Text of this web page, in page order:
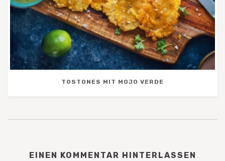
TOSTONES MIT MOJO VERDE
EINEN KOMMENTAR HINTERLASSEN